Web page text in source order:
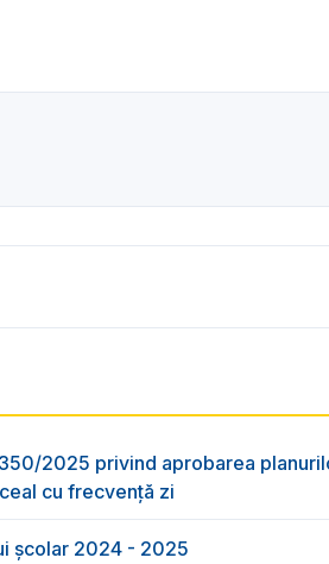
2025 privind aprobarea
cu frecvență zi
școlar 2024 - 2025